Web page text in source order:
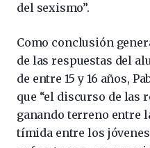
del sexismo”.
Como conclusión
de las respuestas del
de entre 15 y 16 años,
que “el discurso de las
ganando terreno entre
tímida entre los